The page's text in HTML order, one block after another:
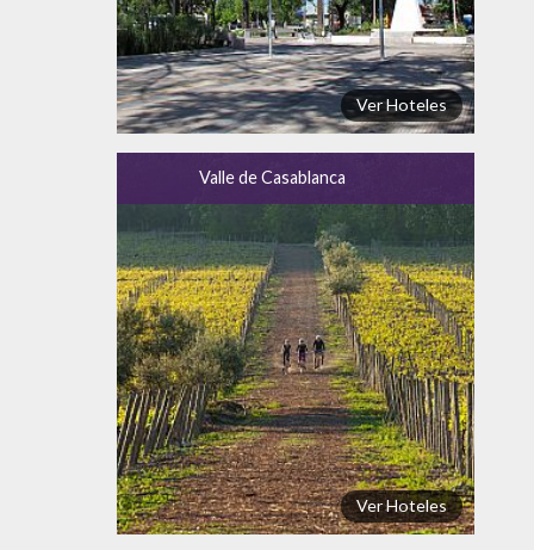
Ver Hoteles
Valle de Casablanca
Ver Hoteles